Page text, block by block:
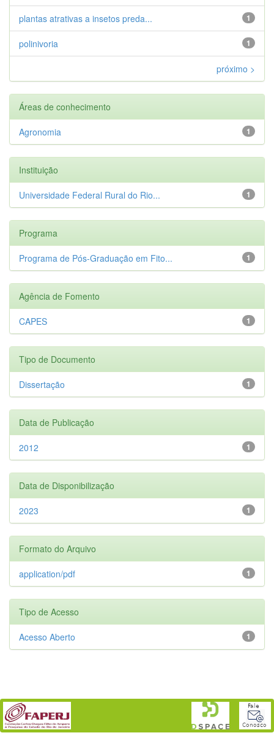
1
plantas atrativas a insetos preda...
1
polinivoria
próximo >
Áreas de conhecimento
1
Agronomia
Instituição
1
Universidade Federal Rural do Rio...
Programa
1
Programa de Pós-Graduação em Fito...
Agência de Fomento
1
CAPES
Tipo de Documento
1
Dissertação
Data de Publicação
1
2012
Data de Disponibilização
1
2023
Formato do Arquivo
1
application/pdf
Tipo de Acesso
1
Acesso Aberto